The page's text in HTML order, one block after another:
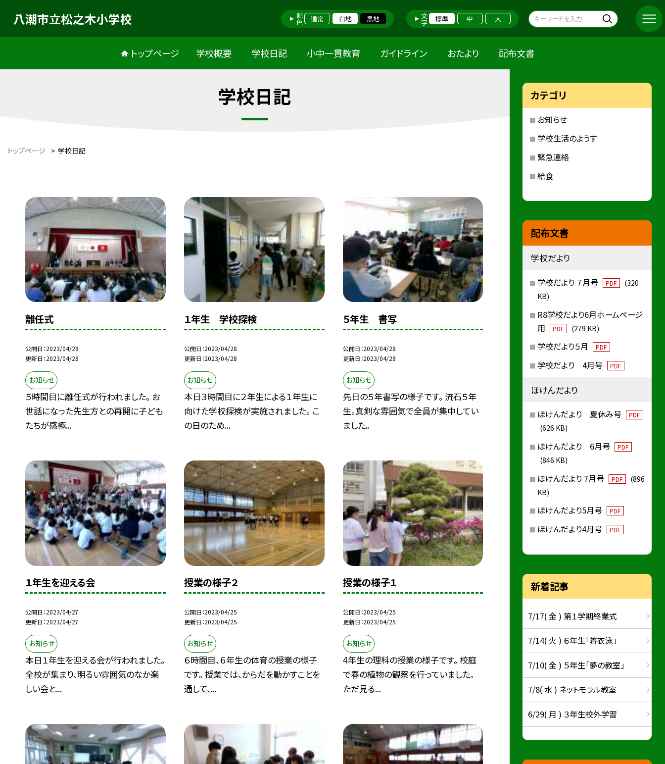
八潮市立松之木小学校 配色 通常 白地 黒地 文字 標準 中 大
トップページ 学校概要 学校日記 小中一貫教育 ガイドライン おたより 配布文書
学校日記
トップページ > 学校日記
離任式
公開日 2023/04/28
更新日 2023/04/28
お知らせ
５時間目に離任式が行われました。 お
世話になった先生方との再開に子ども
たちが感極...
１年生 学校探検
公開日 2023/04/28
更新日 2023/04/28
お知らせ
本日３時間目に２年生による１年生に
向けた学校探検が実施されました。 こ
の日のため...
５年生 書写
公開日 2023/04/28
更新日 2023/04/28
お知らせ
先日の５年書写の様子です。 流石５年
生。真剣な雰囲気で全員が集中してい
ました。
１年生を迎える会
公開日 2023/04/27
更新日 2023/04/27
お知らせ
本日１年生を迎える会が行われました。
全校が集まり、明るい雰囲気のなか楽
しい会と...
授業の様子２
公開日 2023/04/25
更新日 2023/04/25
お知らせ
６時間目、６年生の体育の授業の様子
です。 授業では、からだを動かすことを
通して、...
授業の様子１
公開日 2023/04/25
更新日 2023/04/25
お知らせ
4年生の理科の授業の様子です。 校庭
で春の植物の観察を行っていました。
ただ見る...
カテゴリ
お知らせ
学校生活のようす
緊急連絡
給食
配布文書
学校だより
学校だより ７月号 PDF
(320
KB)
R8学校だより6月ホームページ
用
PDF (279 KB)
学校だより５月 PDF
学校だより 4月号 PDF
ほけんだより
ほけんだより 夏休み号 PDF
(626 KB)
ほけんだより 6月号 PDF
(846 KB)
ほけんだより 7月号 PDF
(896
KB)
ほけんだより5月号 PDF
ほけんだより4月号 PDF
新着記事
7/17( 金 ) 第１学期終業式
7/14( 火 ) ６年生「着衣泳」
7/10( 金 ) ５年生「夢の教室」
7/8( 水 ) ネットモラル教室
6/29( 月 ) ３年生校外学習